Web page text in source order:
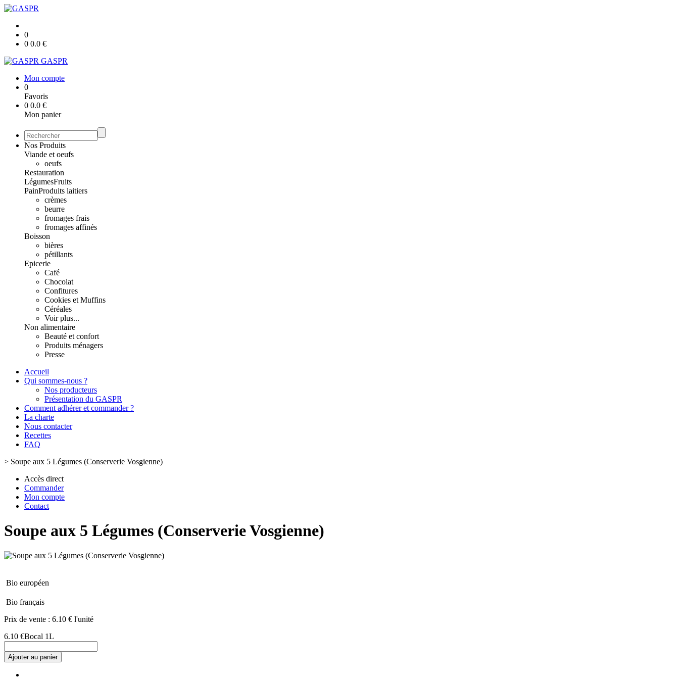
0
0 0.0 €
GASPR
Mon compte
0
Favoris
0 0.0 €
Mon panier
Nos Produits
Viande et oeufs
oeufs
Restauration
LégumesFruits
PainProduits laitiers
crèmes
beurre
fromages frais
fromages affinés
Boisson
bières
pétillants
Epicerie
Café
Chocolat
Confitures
Cookies et Muffins
Céréales
Voir plus...
Non alimentaire
Beauté et confort
Produits ménagers
Presse
Accueil
Qui sommes-nous ?
Nos producteurs
Présentation du GASPR
Comment adhérer et commander ?
La charte
Nous contacter
Recettes
FAQ
> Soupe aux 5 Légumes (Conserverie Vosgienne)
Accès direct
Commander
Mon compte
Contact
Soupe aux 5 Légumes (Conserverie Vosgienne)
Bio européen
Bio français
Prix de vente : 6.10 € l'unité
6.10 €Bocal 1L
Ajouter au panier